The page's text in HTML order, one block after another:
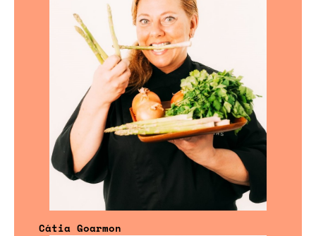
Cátia Goarmon